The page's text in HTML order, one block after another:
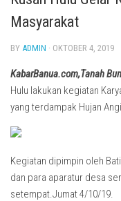
Masyarakat
BY ADMIN · OKTOBER 4, 2019
KabarBanua.com,Tanah
Hulu lakukan kegiatan
yang terdampak Hujan
Kegiatan dipimpin oleh
dan para aparatur desa
setempat.Jumat 4/10/19.